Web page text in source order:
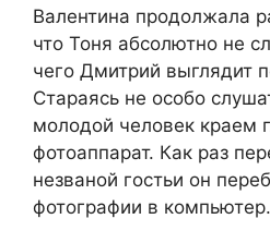
Валентина продолжала
что Тоня абсолютно не
чего Дмитрий выглядит
Стараясь не особо
молодой человек краем
фотоаппарат. Как раз
незваной гостьи он
фотографии в компьютер.